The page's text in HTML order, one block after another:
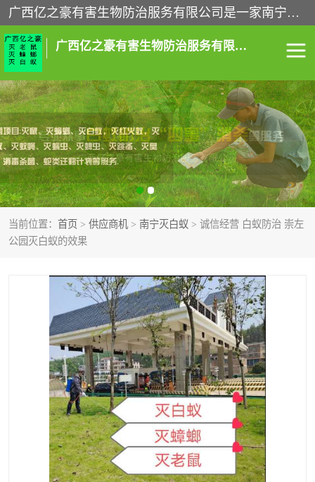
广西亿之豪有害生物防治服务有限公司是一家南宁灭鼠公司、灭蟑螂公司，南宁杀虫公司，南宁除虫公司，南宁灭跳蚤公司，南宁灭白蚁公司，南宁除四害公司,广西亿之豪有害生物防治服务有限公司专业灭蟑螂,除臭虫,其他害虫,服务上门,安全环保,售后保障,一次消杀，竭诚为您服务.
广西亿之豪有害生物防治服务有限公司
当前位置： 首页 > 供应商机 > 南宁灭白蚁 > 诚信经营 白蚁防治 崇左
公园灭白蚁的效果
南宁灭白蚁 南宁灭老鼠
南宁灭蟑螂 南宁杀虫
南宁除四害 南宁消杀
南宁除虫公司